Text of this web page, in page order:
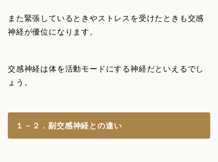
また緊張しているときやストレスを受けたときも交感
神経が優位になります。
交感神経は体を活動モードにする神経だといえるでし
ょう。
１－２．副交感神経との違い